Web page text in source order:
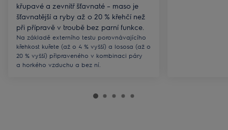
křupavé a zevnitř šťavnaté – maso je
šťavnatější a ryby až o 20 % křehčí než
při přípravě v troubě bez parní funkce.
Na základě externího testu porovnávajícího
křehkost kuřete (až o 4 % vyšší) a lososa (až o
20 % vyšší) připraveného v kombinaci páry
a horkého vzduchu a bez ní.